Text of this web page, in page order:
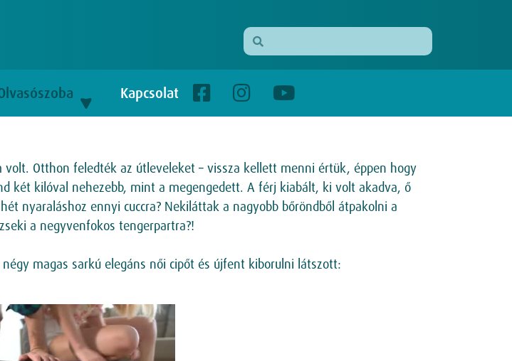
Kapcsolat
Otthon feledték az útleveleket – vissza kellett menni értük, éppen hogy
két kilóval nehezebb, mint a megengedett. A férj kiabált, ki volt akadva, ő
nyaraláshoz ennyi cuccra? Nekiláttak a nagyobb bőröndből átpakolni a
a negyvenfokos tengerpartra?!
magas sarkú elegáns női cipőt és újfent kiborulni látszott: